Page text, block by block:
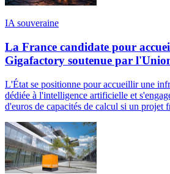
IA souveraine
La France candidate pour
Gigafactory soutenue par
L'État se positionne pour accueillir une
dédiée à l'intelligence artificielle et
d'euros de capacités de calcul si un projet